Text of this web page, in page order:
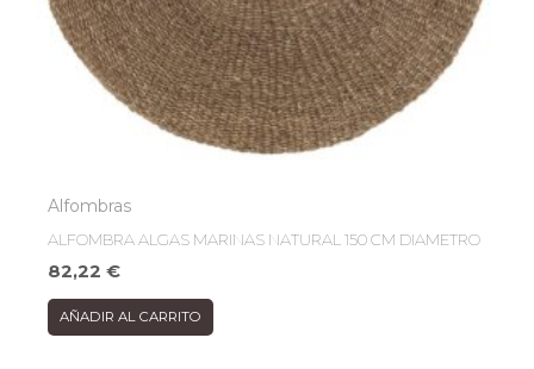
Alfombras
ALFOMBRA ALGAS MARINAS NATURAL 150 CM DIAMETRO
82,22 €
AÑADIR AL CARRITO